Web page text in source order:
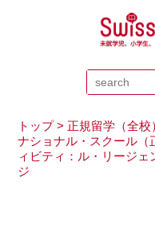
トップ> 正規留学（全校
ナショナル・スクール（
ィビティ：ル・リージ
ジ